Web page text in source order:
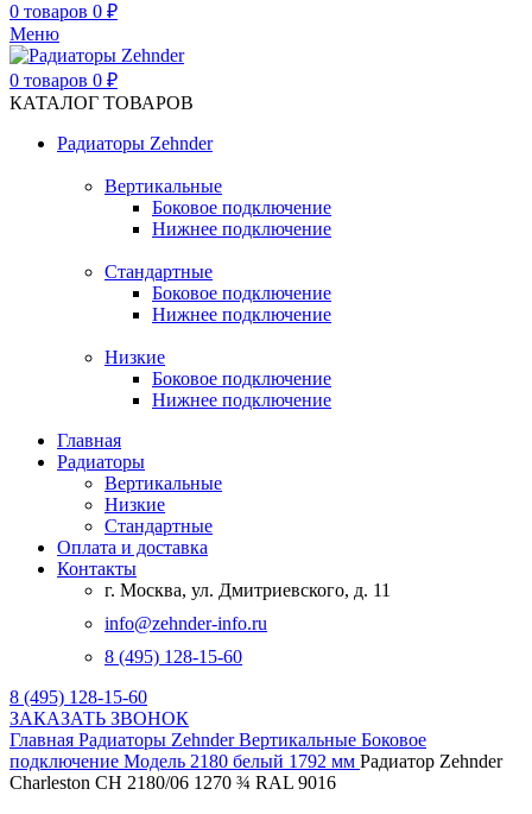
0 товаров 0 ₽
Меню
0 товаров 0 ₽
КАТАЛОГ ТОВАРОВ
Радиаторы Zehnder
Вертикальные
Боковое подключение
Нижнее подключение
Стандартные
Боковое подключение
Нижнее подключение
Низкие
Боковое подключение
Нижнее подключение
Главная
Радиаторы
Вертикальные
Низкие
Стандартные
Оплата и доставка
Контакты
г. Москва, ул. Дмитриевского, д. 11
info@zehnder-info.ru
8 (495) 128-15-60
8 (495) 128-15-60
ЗАКАЗАТЬ ЗВОНОК
Главная Радиаторы ZehnderВертикальные Боковое
подключение Модель 2180 белый 1792 мм Радиатор Zehnder
Charleston CH 2180/06 1270 ¾ RAL 9016